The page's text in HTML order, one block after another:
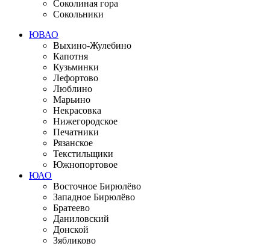
Соколиная гора
Сокольники
ЮВАО
Выхино-Жулебино
Капотня
Кузьминки
Лефортово
Люблино
Марьино
Некрасовка
Нижегородское
Печатники
Рязанское
Текстильщики
Южнопортовое
ЮАО
Восточное Бирюлёво
Западное Бирюлёво
Братеево
Даниловский
Донской
Зябликово